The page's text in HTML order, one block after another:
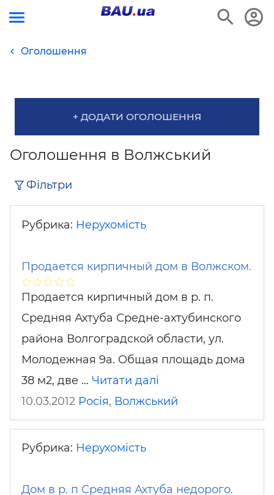
Оголошення
+ ДОДАТИ ОГОЛОШЕННЯ
Оголошення в Волжський
Фільтри
Рубрика: Нерухомість
Продается кирпичный дом в Волжском.
Продается кирпичный дом в р. п.
Средняя Ахтуба Средне-ахтубинского
района Волгоградской области, ул.
Молодежная 9а. Общая площадь дома
38 м2, две … Читати далі
10.03.2012 Росія, Волжський
Рубрика: Нерухомість
Дом в р. п Средняя Ахтуба недорого.